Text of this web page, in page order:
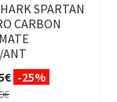
SPARTAN
CARBON
ANT
-25%